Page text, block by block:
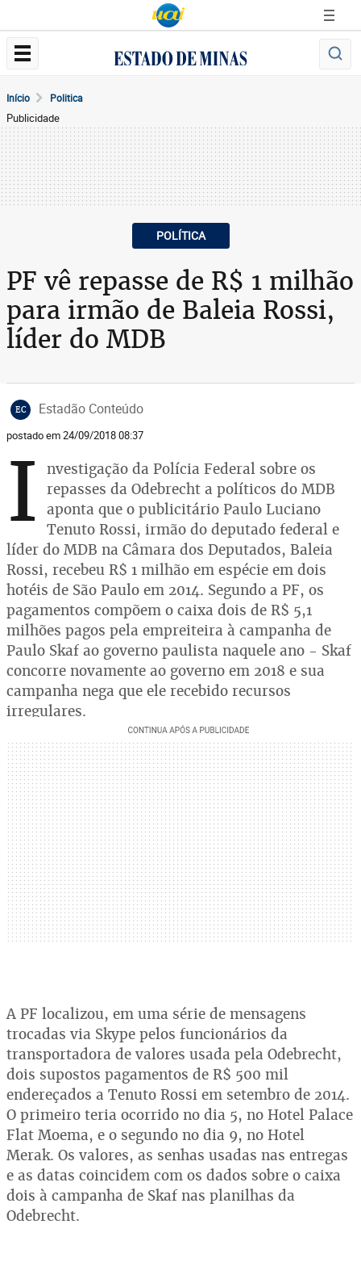
Início Politica
Publicidade
POLÍTICA
PF vê repasse de R$ 1 milhão
para irmão de Baleia Rossi,
líder do MDB
EC Estadão Conteúdo
postado em 24/09/2018 08:37
I
nvestigação da Polícia Federal sobre os
repasses da Odebrecht a políticos do MDB
aponta que o publicitário Paulo Luciano
Tenuto Rossi, irmão do deputado federal e
líder do MDB na Câmara dos Deputados, Baleia
Rossi, recebeu R$ 1 milhão em espécie em dois
hotéis de São Paulo em 2014. Segundo a PF, os
pagamentos compõem o caixa dois de R$ 5,1
milhões pagos pela empreiteira à campanha de
Paulo Skaf ao governo paulista naquele ano - Skaf
concorre novamente ao governo em 2018 e sua
campanha nega que ele recebido recursos
irregulares.
A PF localizou, em uma série de mensagens
trocadas via Skype pelos funcionários da
transportadora de valores usada pela Odebrecht,
dois supostos pagamentos de R$ 500 mil
endereçados a Tenuto Rossi em setembro de 2014.
O primeiro teria ocorrido no dia 5, no Hotel Palace
Flat Moema, e o segundo no dia 9, no Hotel
Merak. Os valores, as senhas usadas nas entregas
e as datas coincidem com os dados sobre o caixa
dois à campanha de Skaf nas planilhas da
Odebrecht.